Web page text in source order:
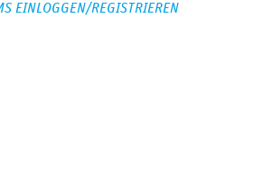
EINLOGGEN/REGISTRIEREN